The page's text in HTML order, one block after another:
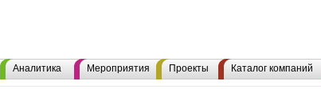
Аналитика Мероприятия Проекты Каталог компаний